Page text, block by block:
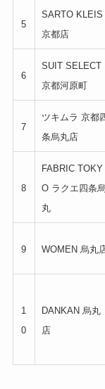
5
SARTO KLEIS
京都店
6
SUIT SELECT
京都河原町
7
ツキムラ 京都
条烏丸店
8
FABRIC TOKY
O ラクエ四条
丸
9 WOMEN 烏丸
1
0
DANKAN 烏丸
店